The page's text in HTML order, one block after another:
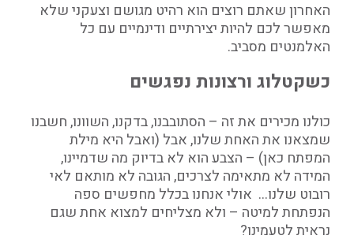
האחרון שאתם רוצים הוא רהיט מגושם וצעקני שלא
מאפשר לכם להיות יצירתיים ודינמיים עם כל
האלמנטים מסביב.
כשקטלוג ורצונות נפגשים
כולנו מכירים את זה – הסתובבנו, בדקנו, השוונו, חשבנו
שמצאנו את האחת שלנו, אבל (ואבל היא מילת
המפתח כאן) – הצבע הוא לא בדיוק מה שדמיינו,
המידה לא מתאימה לצרכים, הגובה לא מותאם לאי
רובוט שלנו… אולי אנחנו בכלל מחפשים ספה
הנפתחת למיטה – ולא מצליחים למצוא אחת שגם
נראית לטעמינו?